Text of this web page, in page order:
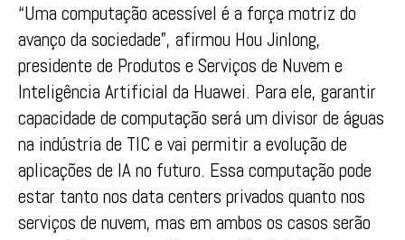
“Uma computação acessível é a força motriz do
avanço da sociedade”, afirmou Hou Jinlong,
presidente de Produtos e Serviços de Nuvem e
Inteligência Artificial da Huawei. Para ele, garantir
capacidade de computação será um divisor de águas
na indústria de TIC e vai permitir a evolução de
aplicações de IA no futuro. Essa computação pode
estar tanto nos data centers privados quanto nos
serviços de nuvem, mas em ambos os casos serão